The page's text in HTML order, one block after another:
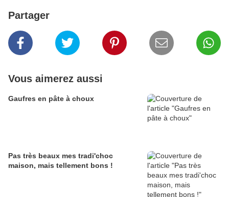
Partager
Vous aimerez aussi
Gaufres en pâte à choux
Pas très beaux mes tradi'choc
maison, mais tellement bons !